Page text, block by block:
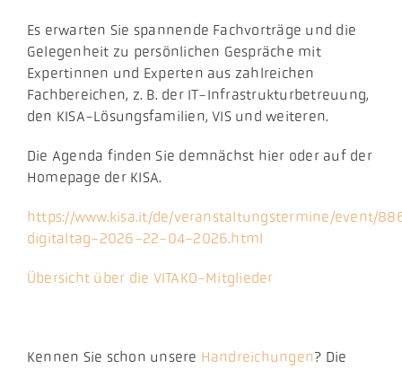
Es erwarten Sie spannende Fachvorträge und die
Gelegenheit zu persönlichen Gespräche mit
Expertinnen und Experten aus zahlreichen
Fachbereichen, z. B. der IT-Infrastrukturbetreuung,
den KISA-Lösungsfamilien, VIS und weiteren.
Die Agenda finden Sie demnächst hier oder auf der
Homepage der KISA.
https://www.kisa.it/de/veranstaltungstermine/event/
digitaltag-2026-22-04-2026.html
Übersicht über die VITAKO-Mitglieder
Kennen Sie schon unsere Handreichungen? Die